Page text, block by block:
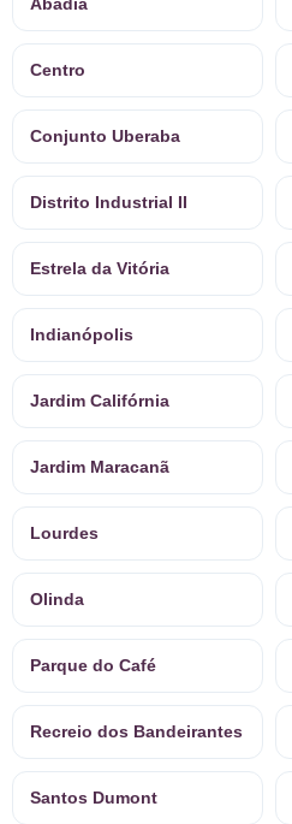
Centro
Conjunto Uberaba
Distrito Industrial II
Estrela da Vitória
Indianópolis
Jardim Califórnia
Jardim Maracanã
Lourdes
Olinda
Parque do Café
Recreio dos Bandeirantes
Santos Dumont